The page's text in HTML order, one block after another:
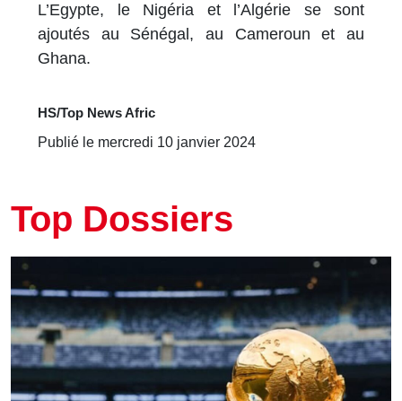
L’Egypte, le Nigéria et l’Algérie se sont
ajoutés au Sénégal, au Cameroun et au
Ghana.
HS/Top News Afric
Publié le mercredi 10 janvier 2024
Top Dossiers